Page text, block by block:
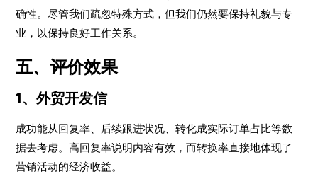
确性。尽管我们疏忽特殊方式，但我们仍然要保持礼貌与专
业，以保持良好工作关系。
五、评价效果
1、外贸开发信
成功能从回复率、后续跟进状况、转化成实际订单占比等数
据去考虑。高回复率说明内容有效，而转换率直接地体现了
营销活动的经济收益。